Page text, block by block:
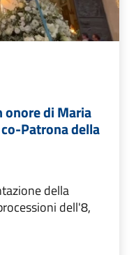
di Maria
Patrona della
della
dell'8,